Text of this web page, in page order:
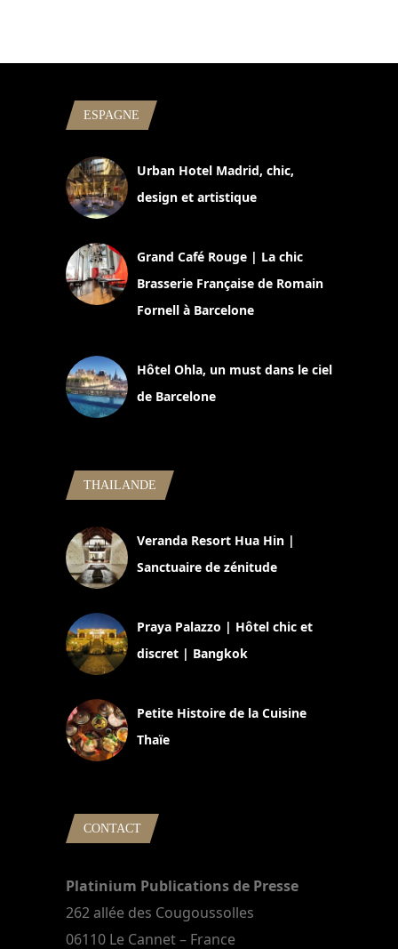
ESPAGNE
Urban Hotel Madrid, chic,
design et artistique
Grand Café Rouge | La chic
Brasserie Française de Romain
Fornell à Barcelone
Hôtel Ohla, un must dans le ciel
de Barcelone
THAILANDE
Veranda Resort Hua Hin |
Sanctuaire de zénitude
Praya Palazzo | Hôtel chic et
discret | Bangkok
Petite Histoire de la Cuisine
Thaïe
CONTACT
Platinium Publications de Presse
262 allée des Cougoussolles
06110 Le Cannet – France